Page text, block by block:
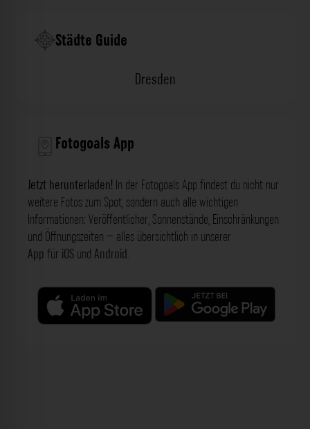
Städte Guide
Dresden
Fotogoals App
Jetzt herunterladen! In der Fotogoals App findest du nicht nur
weitere Fotos zum Spot, sondern auch alle wichtigen
Informationen: Veröffentlicher, Sonnenstände, Einschränkungen
und Öffnungszeiten – alles übersichtlich in unserer
App für iOS und Android.